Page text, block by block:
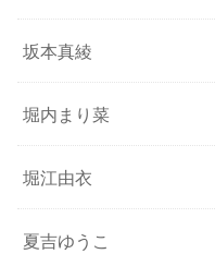
坂本真綾
堀内まり菜
堀江由衣
夏吉ゆうこ